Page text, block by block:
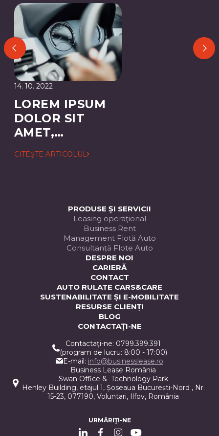
14. 10. 2022
LOREM IPSUM
DOLOR SIT
AMET,
ADIPISCING
CITEȘTE ARTICOLUL
PRODUSE ȘI SERVICII
Leasing operaţional
Business Rent
Management Flotă Auto
Consultanță Flote Auto
DESPRE NOI
CARIERĂ
CONTACT
AUTO RULATE CARS&CARE
SUSTENABILITATE ȘI E-MOBILITATE
RESURSE CLIENȚI
BLOG
CONTACTAŢI-NE
Contactaţi-ne: 0799.399.391
(program de lucru: 8:00 - 17:00)
E-mail: info@businesslease.ro
Business Lease România
Swan Office & Technology Park
Henley Building, etajul 1, Șoseaua București-Nord , Nr.
15-23, 077190, Voluntari, Ilfov, România
URMĂRIŢI-NE